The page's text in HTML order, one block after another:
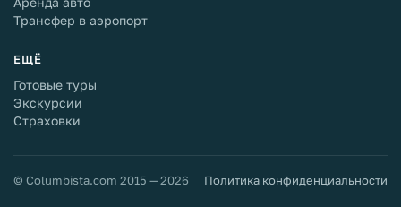
Трансфер в аэропорт
ЕЩЁ
Готовые туры
Экскурсии
Страховки
© Columbista.com 2015 — 2026 Политика конфиденциальности